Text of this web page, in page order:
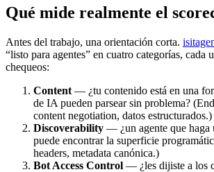
Qué mide realmente el
Antes del trabajo, una orientación corta.
“listo para agentes” en cuatro categorías, cada
chequeos:
Content — ¿tu contenido está en una
de IA pueden parsear sin problema?
content negotiation, datos estructurados.)
Discoverability — ¿un agente que haga
puede encontrar la superficie
headers, metadata canónica.)
Bot Access Control — ¿les dijiste a los